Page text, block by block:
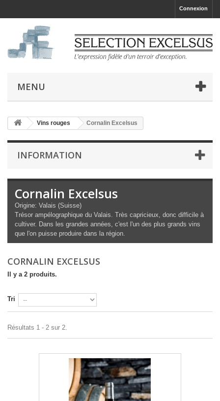
Connexion
MENU
Vins rouges Cornalin Excelsus
INFORMATION
Cornalin Excelsus
Origine: Valais (Suisse)
Trésor ampélographique du Valais. Très capricieux, donc difficile à
cultiver. Dans les grandes années, c'est l'un des plus grands vins
que l'on puisse produire dans la région.
CORNALIN EXCELSUS
Il y a 2 produits.
Tri
Résultats 1 - 2 sur 2.